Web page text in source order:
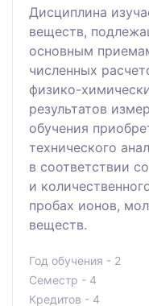
Дисциплина
веществ,
основным
численных
физико-
результатов
обучения
технического
в соответствии
и
пробах ионов,
веществ.
Год обучения - 2
Семестр - 4
Кредитов - 4